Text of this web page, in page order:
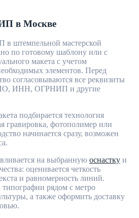
ИП в Москве
в штемпельной мастерской
по готовому шаблону или с
макета с учетом
элементов. Перед
согласовываются все реквизиты
ИНН, ОГРНИП и другие
подбирается технология
гравировка, фотополимер или
начинается сразу, возможен
на выбранную оснастку и
оценивается четкость
и равномерность линий.
типографии рядом с метро
а также оформить доставку